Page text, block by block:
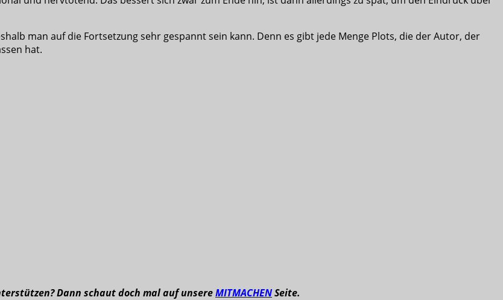
man auf die Fortsetzung sehr gespannt sein kann. Denn es gibt jede Menge Plots, die der Autor, der
hat.
Dann schaut doch mal auf unsereMITMACHENSeite.